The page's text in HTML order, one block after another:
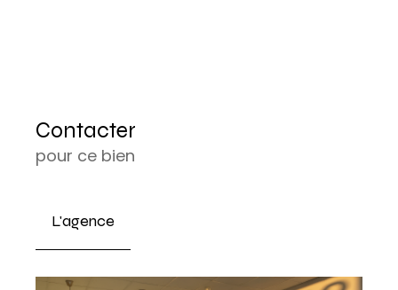
Contacter
pour ce bien
L'agence